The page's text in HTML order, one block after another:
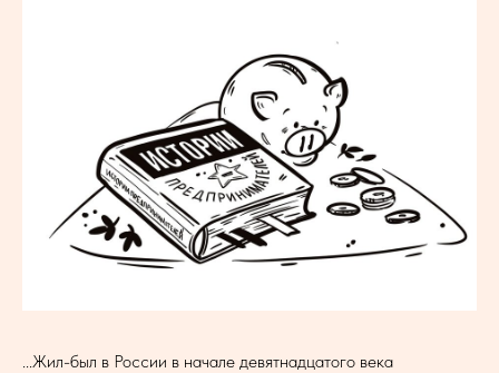
...Жил-был в России в начале девятнадцатого века